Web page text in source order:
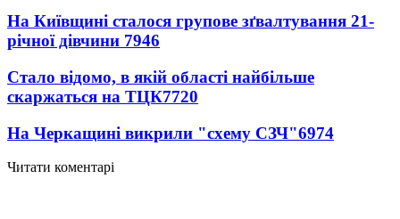
На Київщині сталося групове зґвалтування 21-
річної дівчини 7946
Стало відомо, в якій області найбільше
скаржаться на ТЦК7720
На Черкащині викрили "схему СЗЧ"6974
Читати коментарі